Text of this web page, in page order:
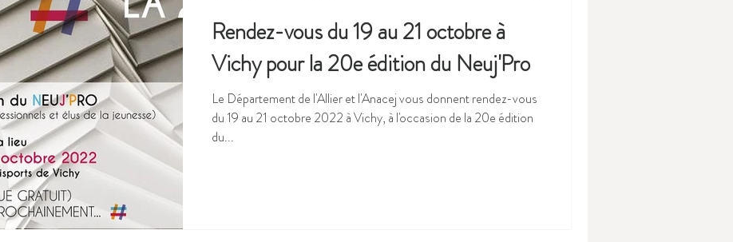
Rendez-vous du 19 au 21 octobre à
Vichy pour la 20e édition du Neuj'Pro
Le Département de l'Allier et l'Anacej vous donnent rendez-vous
du 19 au 21 octobre 2022 à Vichy, à l'occasion de la 20e édition
du...